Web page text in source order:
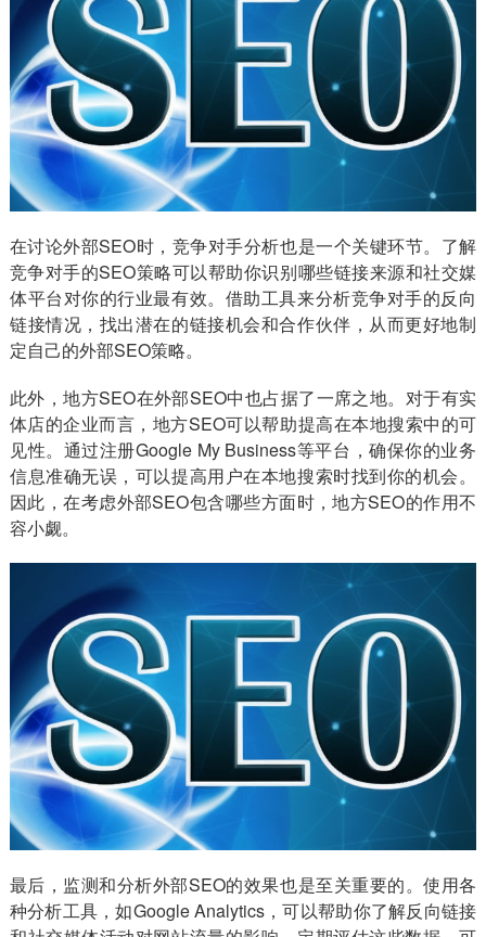
在讨论外部SEO时，竞争对手分析也是一个关键环节。了解
竞争对手的SEO策略可以帮助你识别哪些链接来源和社交媒
体平台对你的行业最有效。借助工具来分析竞争对手的反向
链接情况，找出潜在的链接机会和合作伙伴，从而更好地制
定自己的外部SEO策略。
此外，地方SEO在外部SEO中也占据了一席之地。对于有实
体店的企业而言，地方SEO可以帮助提高在本地搜索中的可
见性。通过注册Google My Business等平台，确保你的业务
信息准确无误，可以提高用户在本地搜索时找到你的机会。
因此，在考虑外部SEO包含哪些方面时，地方SEO的作用不
容小觑。
最后，监测和分析外部SEO的效果也是至关重要的。使用各
种分析工具，如Google Analytics，可以帮助你了解反向链接